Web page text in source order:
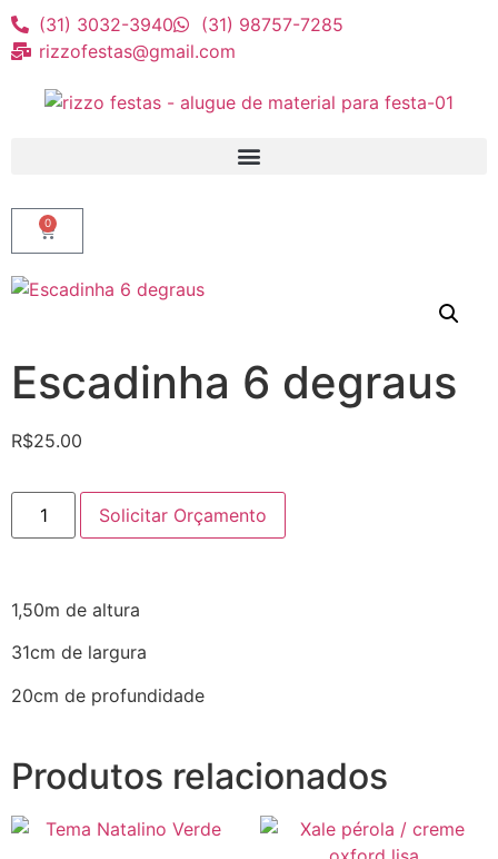
(31) 3032-3940
(31) 98757-7285
rizzofestas@gmail.com
0
Escadinha 6 degraus
R$25.00
Solicitar Orçamento
1,50m de altura
31cm de largura
20cm de profundidade
Produtos relacionados